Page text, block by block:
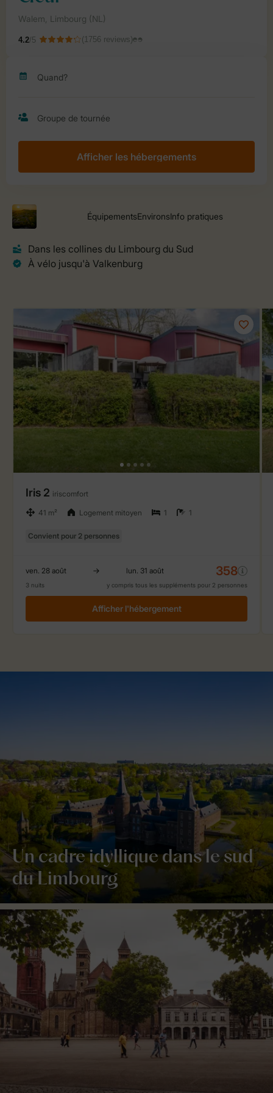
Afficher les hébergements
Un cadre idyllique dans le sud
du Limbourg